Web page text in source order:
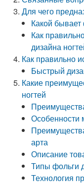
Для чего
Какой
Как
дизайна
Как правильно
Быстрый
Какие
ногтей
Особенности
арта
Описание
Типы фольги
Технология